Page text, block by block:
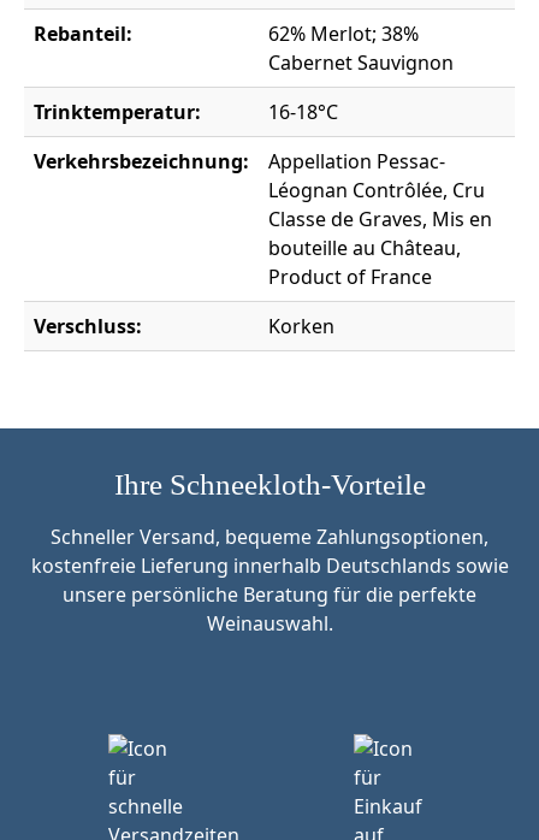
Rebanteil:
62% Merlot; 38%
Cabernet Sauvignon
Trinktemperatur:
16-18°C
Verkehrsbezeichnung:
Appellation Pessac-
Léognan Contrôlée, Cru
Classe de Graves, Mis en
bouteille au Château,
Product of France
Verschluss:
Korken
Ihre Schneekloth-Vorteile
Schneller Versand, bequeme Zahlungsoptionen,
kostenfreie Lieferung innerhalb Deutschlands sowie
unsere persönliche Beratung für die perfekte
Weinauswahl.